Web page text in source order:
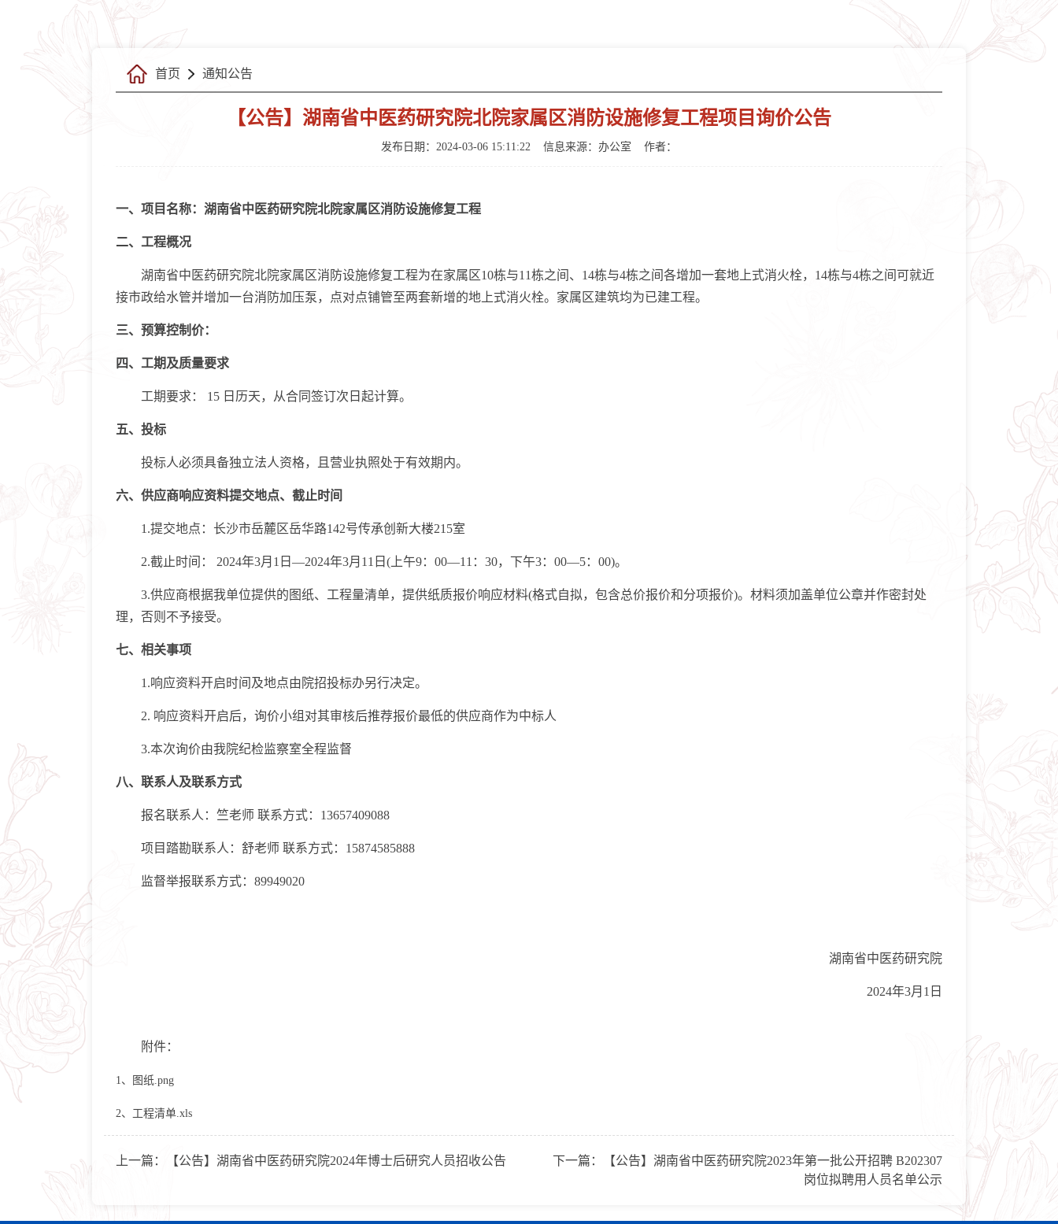
首页 通知公告
【公告】湖南省中医药研究院北院家属区消防设施修复工程项目询价公告
发布日期：2024-03-06 15:11:22 信息来源： 办公室 作者：
一、项目名称：湖南省中医药研究院北院家属区消防设施修复工程
二、工程概况
湖南省中医药研究院北院家属区消防设施修复工程为在家属区10栋与11栋之间、14栋与4栋之间各增加一套地上式消火栓，14栋与4栋之间可就近
接市政给水管并增加一台消防加压泵，点对点铺管至两套新增的地上式消火栓。家属区建筑均为已建工程。
三、预算控制价：
四、工期及质量要求
工期要求： 15 日历天，从合同签订次日起计算。
五、投标
投标人必须具备独立法人资格，且营业执照处于有效期内。
六、供应商响应资料提交地点、截止时间
1.提交地点：长沙市岳麓区岳华路142号传承创新大楼215室
2.截止时间： 2024年3月1日—2024年3月11日(上午9：00—11：30，下午3：00—5：00)。
3.供应商根据我单位提供的图纸、工程量清单，提供纸质报价响应材料(格式自拟，包含总价报价和分项报价)。材料须加盖单位公章并作密封处
理，否则不予接受。
七、相关事项
1.响应资料开启时间及地点由院招投标办另行决定。
2. 响应资料开启后，询价小组对其审核后推荐报价最低的供应商作为中标人
3.本次询价由我院纪检监察室全程监督
八、联系人及联系方式
报名联系人：竺老师 联系方式：13657409088
项目踏勘联系人：舒老师 联系方式：15874585888
监督举报联系方式：89949020
湖南省中医药研究院
2024年3月1日
附件：
1、图纸.png
2、工程清单.xls
上一篇： 【公告】湖南省中医药研究院2024年博士后研究人员招收公告 下一篇：
【公告】湖南省中医药研究院2023年第一批公开招聘 B202307
岗位拟聘用人员名单公示